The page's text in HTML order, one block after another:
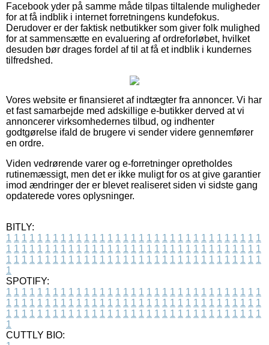
Facebook yder på samme måde tilpas tiltalende muligheder
for at få indblik i internet forretningens kundefokus.
Derudover er der faktisk netbutikker som giver folk mulighed
for at sammensætte en evaluering af ordreforløbet, hvilket
desuden bør drages fordel af til at få et indblik i kundernes
tilfredshed.
Vores website er finansieret af indtægter fra annoncer. Vi har
et fast samarbejde med adskillige e-butikker derved at vi
annoncerer virksomhedernes tilbud, og indhenter
godtgørelse ifald de brugere vi sender videre gennemfører
en ordre.
Viden vedrørende varer og e-forretninger opretholdes
rutinemæssigt, men det er ikke muligt for os at give garantier
imod ændringer der er blevet realiseret siden vi sidste gang
opdaterede vores oplysninger.
BITLY:
1 1 1 1 1 1 1 1 1 1 1 1 1 1 1 1 1 1 1 1 1 1 1 1 1 1 1 1 1 1 1 1 1
1 1 1 1 1 1 1 1 1 1 1 1 1 1 1 1 1 1 1 1 1 1 1 1 1 1 1 1 1 1 1 1 1
1 1 1 1 1 1 1 1 1 1 1 1 1 1 1 1 1 1 1 1 1 1 1 1 1 1 1 1 1 1 1 1 1
1
SPOTIFY:
1 1 1 1 1 1 1 1 1 1 1 1 1 1 1 1 1 1 1 1 1 1 1 1 1 1 1 1 1 1 1 1 1
1 1 1 1 1 1 1 1 1 1 1 1 1 1 1 1 1 1 1 1 1 1 1 1 1 1 1 1 1 1 1 1 1
1 1 1 1 1 1 1 1 1 1 1 1 1 1 1 1 1 1 1 1 1 1 1 1 1 1 1 1 1 1 1 1 1
1
CUTTLY BIO: